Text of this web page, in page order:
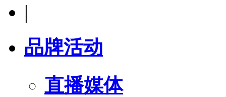
|
品牌活动
直播媒体